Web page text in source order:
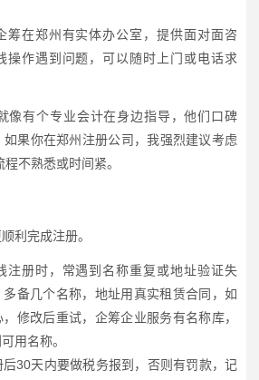
筹在郑州有实体办公室，提供面对面咨
操作遇到问题，可以随时上门或电话求
像有个专业会计在身边指导，他们口碑
果你在郑州注册公司，我强烈建议考虑
不熟悉或时间紧。
利完成注册。
注册时，常遇到名称重复或地址验证失
备几个名称，地址用真实租赁合同，如
修改后重试，企筹企业服务有名称库，
用名称。
后30天内要做税务报到，否则有罚款，记